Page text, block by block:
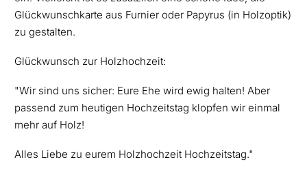
Glückwunschkarte aus Furnier oder Papyrus (in Holzoptik)
zu gestalten.
Glückwunsch zur Holzhochzeit:
"Wir sind uns sicher: Eure Ehe wird ewig halten! Aber
passend zum heutigen Hochzeitstag klopfen wir einmal
mehr auf Holz!
Alles Liebe zu eurem Holzhochzeit Hochzeitstag."